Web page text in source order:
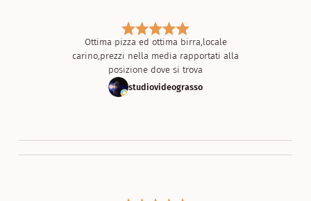
Ottima pizza ed ottima birra,locale
carino,prezzi nella media rapportati alla
posizione dove si trova
studiovideograsso